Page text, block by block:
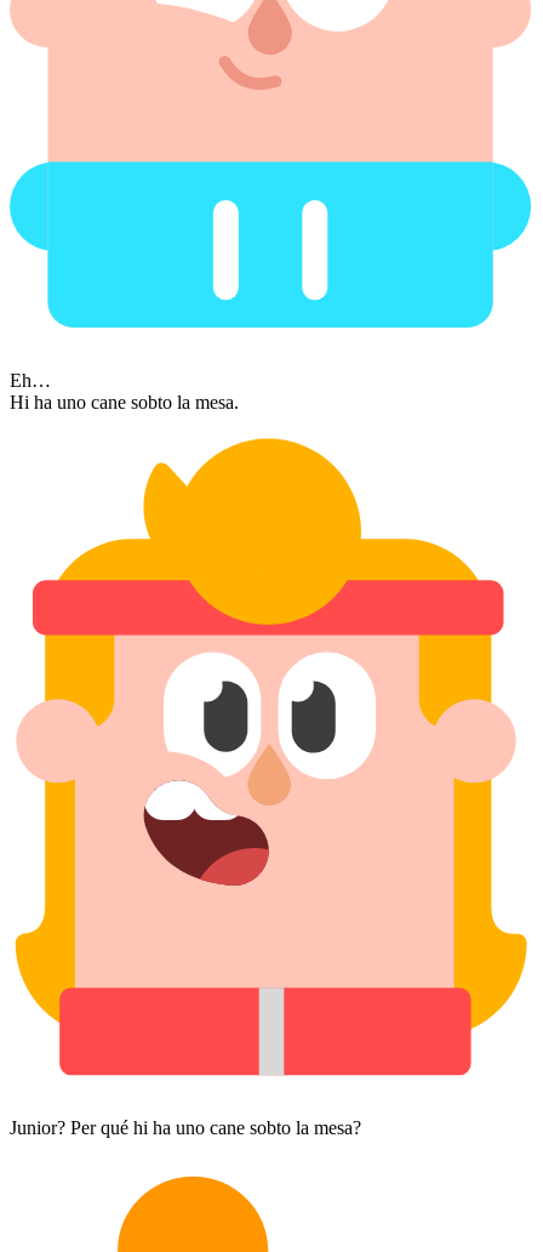
Eh…
Hi ha uno cane sobto la mesa.
Junior? Per qué hi ha uno cane sobto la mesa?